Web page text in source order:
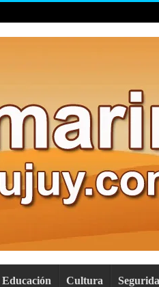
Educación Cultura